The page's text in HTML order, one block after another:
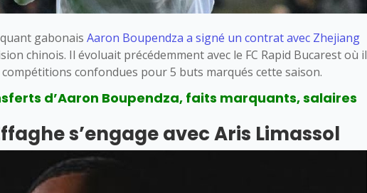
gabonaisAaron Boupendza a signé un contrat avec Zhejiang
chinois. Il évoluait précédemment avec le FC Rapid Bucarest où il
confondues pour 5 buts marqués cette saison.
d’Aaron Boupendza, faits marquants, salaires
s’engage avec Aris Limassol